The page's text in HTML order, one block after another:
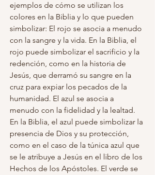
ejemplos de cómo se utilizan los
colores en la Biblia y lo que pueden
simbolizar: El rojo se asocia a menudo
con la sangre y la vida. En la Biblia, el
rojo puede simbolizar el sacrificio y la
redención, como en la historia de
Jesús, que derramó su sangre en la
cruz para expiar los pecados de la
humanidad. El azul se asocia a
menudo con la fidelidad y la lealtad.
En la Biblia, el azul puede simbolizar la
presencia de Dios y su protección,
como en el caso de la túnica azul que
se le atribuye a Jesús en el libro de los
Hechos de los Apóstoles. El verde se